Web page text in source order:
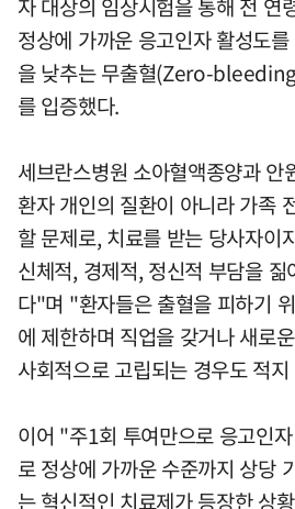
자 대상의 임상시험을 통해 전 연
정상에 가까운 응고인자 활성도
을 낮추는 무출혈(Zero-
를 입증했다.
세브란스병원 소아혈액종양과
환자 개인의 질환이 아니라 가족
할 문제로, 치료를 받는 당사자이
신체적, 경제적, 정신적 부담을
다"며 "환자들은 출혈을 피하기
에 제한하며 직업을 갖거나 새로
사회적으로 고립되는 경우도 적
이어 "주1회 투여만으로 응고인
로 정상에 가까운 수준까지 상당
는 혁신적인 치료제가 등장한 상